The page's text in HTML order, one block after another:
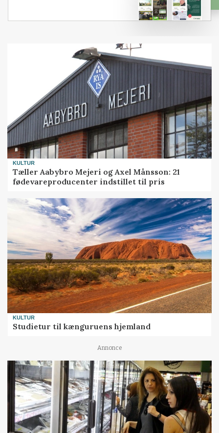
KULTUR
Tæller Aabybro Mejeri og Axel Månsson: 21
fødevareproducenter indstillet til pris
KULTUR
Studietur til kænguruens hjemland
Annonce